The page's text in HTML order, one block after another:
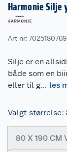
Harmonie Silje
Art nr:
Silje er en
både som en
eller til g... les
Valgt størrelse:
80 X 190 CM